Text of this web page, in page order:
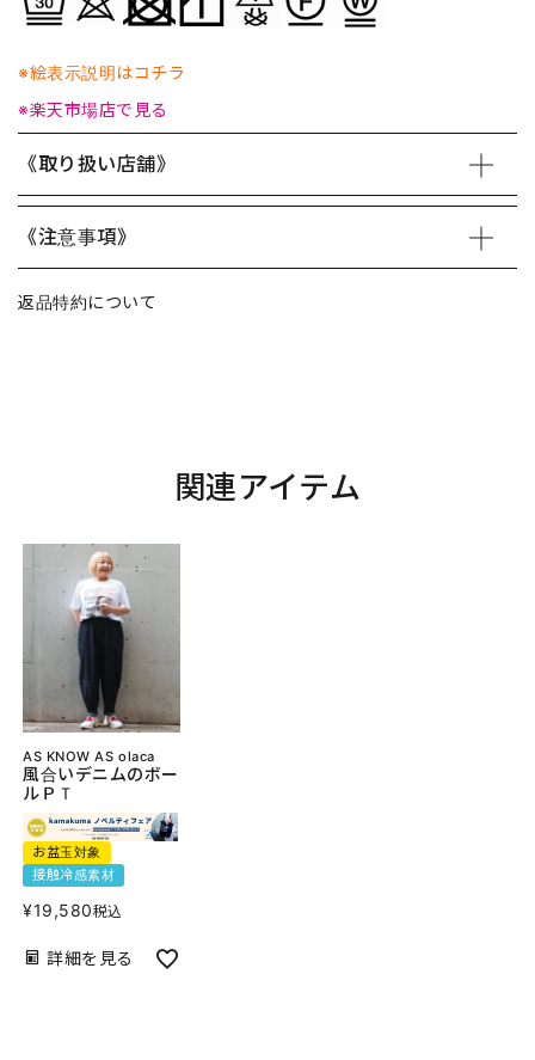
※絵表示説明はコチラ
※楽天市場店で見る
《取り扱い店舗》
《注意事項》
返品特約について
関連アイテム
AS KNOW AS olaca
風合いデニムのボー
ルＰＴ
お盆玉対象
接触冷感素材
¥19,580税込
詳細を見る